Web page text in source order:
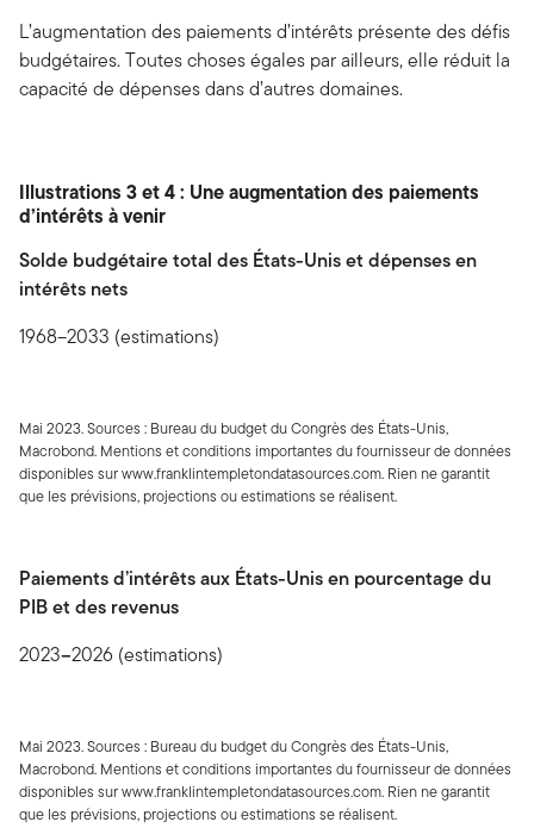
L’augmentation des paiements d’intérêts présente des défis
budgétaires. Toutes choses égales par ailleurs, elle réduit la
capacité de dépenses dans d’autres domaines.
Illustrations 3 et 4 : Une augmentation des paiements
d’intérêts à venir
Solde budgétaire total des États-Unis et dépenses en
intérêts nets
1968–2033 (estimations)
Mai 2023. Sources : Bureau du budget du Congrès des États-Unis,
Macrobond. Mentions et conditions importantes du fournisseur de données
disponibles sur www.franklintempletondatasources.com. Rien ne garantit
que les prévisions, projections ou estimations se réalisent.
Paiements d’intérêts aux États-Unis en pourcentage du
PIB et des revenus
2023–2026 (estimations)
Mai 2023. Sources : Bureau du budget du Congrès des États-Unis,
Macrobond. Mentions et conditions importantes du fournisseur de données
disponibles sur www.franklintempletondatasources.com. Rien ne garantit
que les prévisions, projections ou estimations se réalisent.